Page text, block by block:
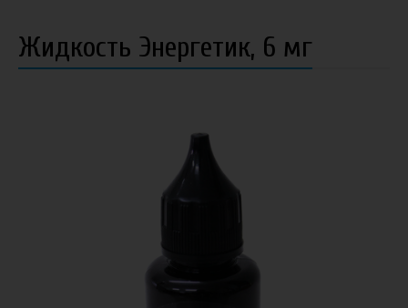
Жидкость Энергетик, 6 мг